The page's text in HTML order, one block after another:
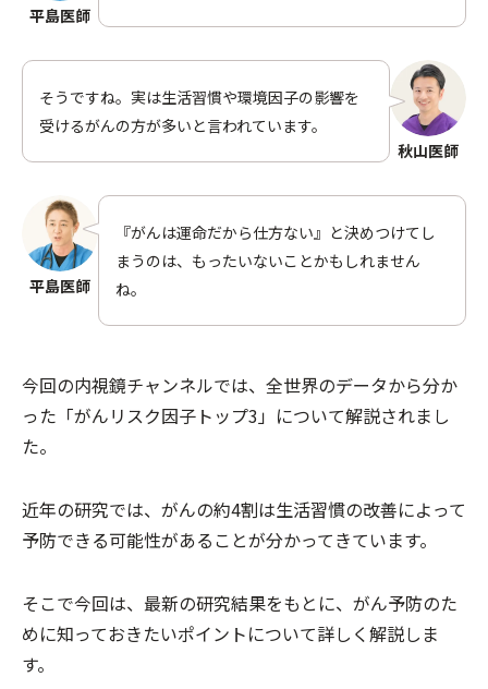
平島医師
秋山医師
そうですね。実は生活習慣や環境因子の影響を
受けるがんの方が多いと言われています。
平島医師
『がんは運命だから仕方ない』と決めつけてし
まうのは、もったいないことかもしれません
ね。
今回の内視鏡チャンネルでは、全世界のデータから分か
った「がんリスク因子トップ3」について解説されまし
た。
近年の研究では、がんの約4割は生活習慣の改善によって
予防できる可能性があることが分かってきています。
そこで今回は、最新の研究結果をもとに、がん予防のた
めに知っておきたいポイントについて詳しく解説しま
す。